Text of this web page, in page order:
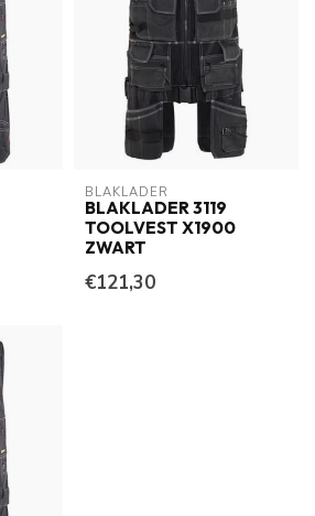
BLAKLADER
BLAKLADER 3119
TOOLVEST X1900
ZWART
€121,30